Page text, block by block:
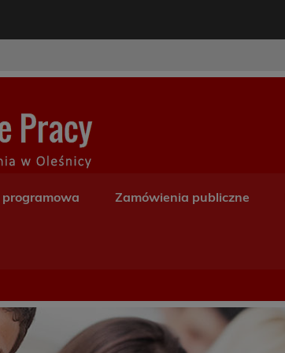
Zamówienia publiczne